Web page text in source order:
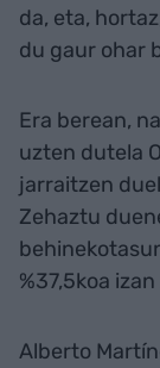
da, eta,
du gaur ohar
Era berean,
uzten dutela
jarraitzen
Zehaztu
%37,5koa
Alberto